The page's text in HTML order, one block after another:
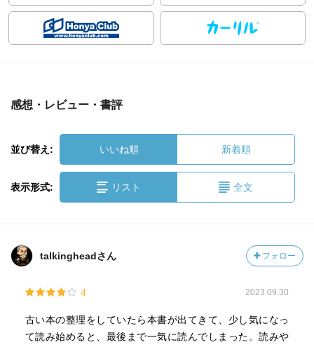
感想・レビュー・書評
並び替え: いいね順 新着順
表示形式: リスト 全文
talkingheadさん フォロー
4 2023.09.30
古い本の整理をしていたら本書が出てきて、少し気になっ
て読み始めると、最後まで一気に読んでしまった。読みや